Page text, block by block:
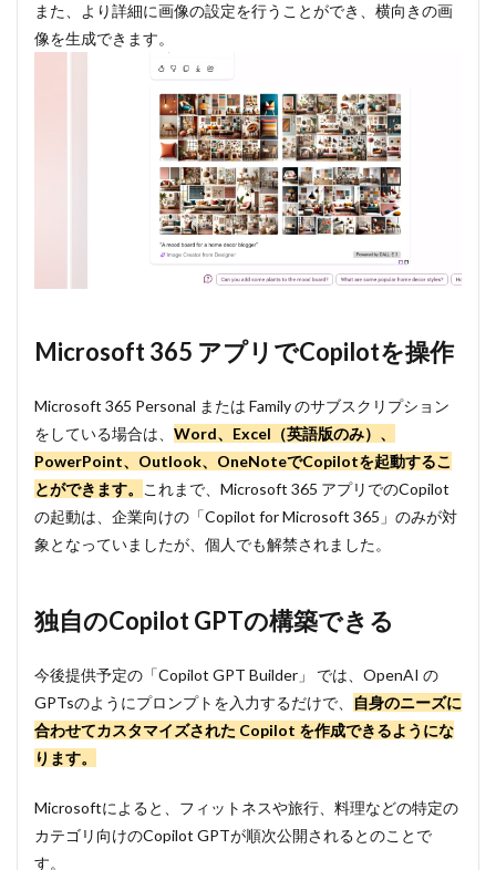
また、より詳細に画像の設定を行うことができ、横向きの画
像を生成できます。
Microsoft 365 アプリでCopilotを操作
Microsoft 365 Personal または Family のサブスクリプション
をしている場合は、 Word、Excel（英語版のみ）、
PowerPoint、Outlook、OneNoteでCopilotを起動するこ
とができます。 これまで、Microsoft 365 アプリでのCopilot
の起動は、企業向けの「Copilot for Microsoft 365」のみが対
象となっていましたが、個人でも解禁されました。
独自のCopilot GPTの構築できる
今後提供予定の「Copilot GPT Builder」 では、OpenAI の
GPTsのようにプロンプトを入力するだけで、
自身のニーズに
合わせてカスタマイズされた Copilot を作成できるようにな
ります。
Microsoftによると、フィットネスや旅行、料理などの特定の
カテゴリ向けのCopilot GPTが順次公開されるとのことで
す。